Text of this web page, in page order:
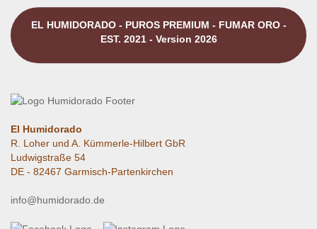
EL HUMIDORADO - PUROS PREMIUM - FUMAR ORO -
EST. 2021 - Version 2026
El Humidorado
R. Loher und A. Kümmerle-Hilbert GbR
Ludwigstraße 54
DE - 82467 Garmisch-Partenkirchen
info@humidorado.de